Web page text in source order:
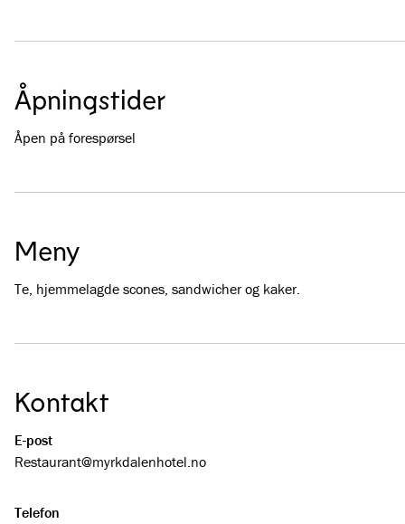
Åpningstider
Åpen på forespørsel
Meny
Te, hjemmelagde scones, sandwicher og kaker.
Kontakt
E-post
Restaurant@­myrkdalenhotel.no
Telefon